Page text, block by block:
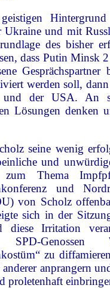
Ukraine und mit
des bisher
dass Putin Minsk
werden soll,
der USA. An
Lösungen denken
seine wenig
und
zum Thema
und
von Scholz
sich in der
diese Irritation
SPD-
zu
anderer anprangern
proletenhaft